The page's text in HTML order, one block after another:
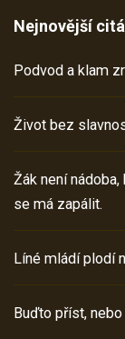
Nejnovější
Podvod a klam
Život bez
Žák není
se má zapálit.
Líné mládí plodí
Buďto příst,